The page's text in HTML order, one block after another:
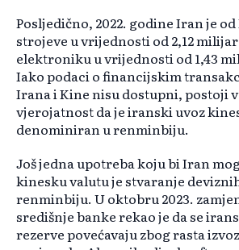
Posljedično, 2022. godine Iran je
strojeve u vrijednosti od 2,12
elektroniku u vrijednosti od 1,43
Iako podaci o financijskim
Irana i Kine nisu dostupni, postoji
vjerojatnost da je iranski uvoz
denominiran u renminbiju.
Još jedna upotreba koju bi Iran
kinesku valutu je stvaranje
renminbiju. U oktobru 2023.
središnje banke rekao je da se
rezerve povećavaju zbog rasta